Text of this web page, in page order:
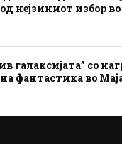
од нејзиниот избор
галаксијата” со
фантастика во